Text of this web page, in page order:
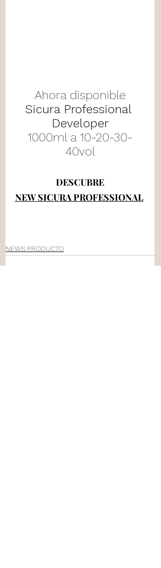
Ahora disponible
Sicura Professional
Developer
1000ml a 10-20-30-
40vol
DESCUBRE
NEW SICURA PROFESSIONAL
NEWS PRODUCTO